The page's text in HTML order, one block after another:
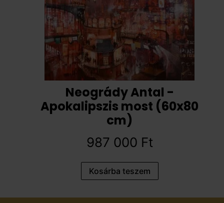
Neogrády Antal -
Apokalipszis most (60x80
cm)
987 000 Ft
Kosárba teszem